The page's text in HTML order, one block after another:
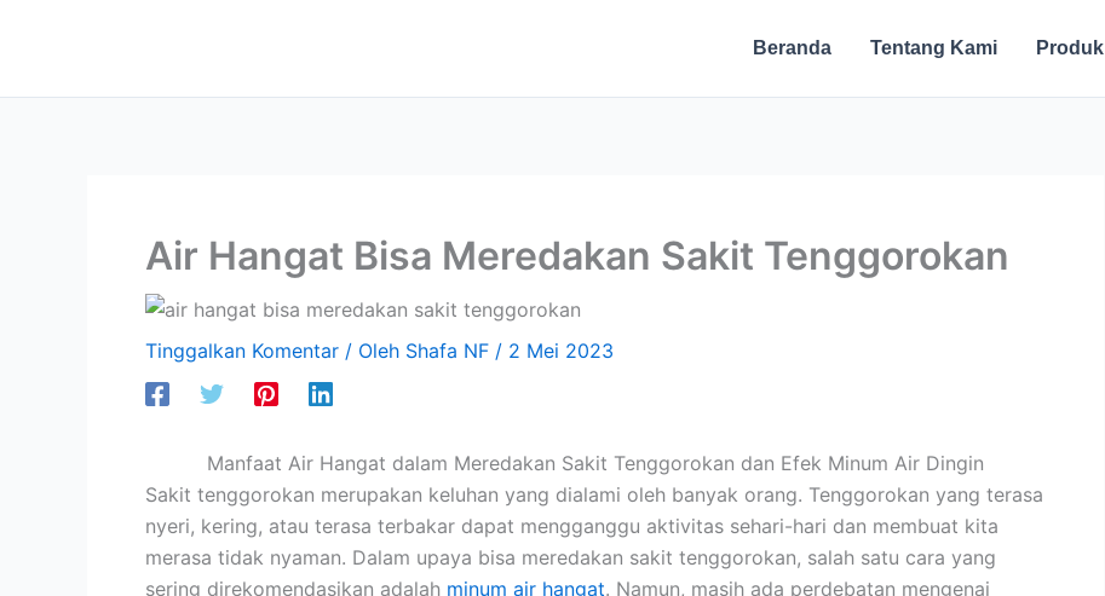
Beranda Tentang Kami Produk
Air Hangat Bisa Meredakan Sakit Tenggorokan
Tinggalkan Komentar / Oleh Shafa NF / 2 Mei 2023
Manfaat Air Hangat dalam Meredakan Sakit Tenggorokan dan Efek Minum Air Dingin
Sakit tenggorokan merupakan keluhan yang dialami oleh banyak orang. Tenggorokan yang terasa
nyeri, kering, atau terasa terbakar dapat mengganggu aktivitas sehari-hari dan membuat kita
merasa tidak nyaman. Dalam upaya bisa meredakan sakit tenggorokan, salah satu cara yang
sering direkomendasikan adalah minum air hangat. Namun, masih ada perdebatan mengenai